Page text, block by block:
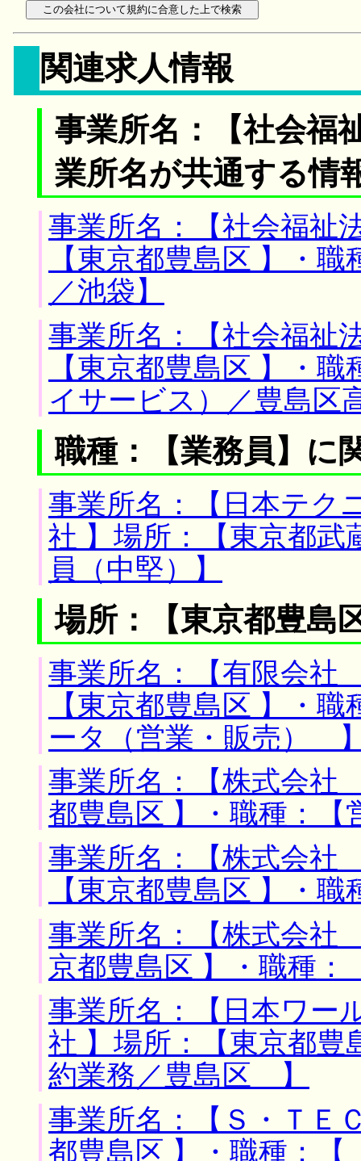
関連求人情報
事業所名：【社会
業所名が共通する情
事業所名：【社会福
【東京都豊島区 】・
／池袋】
事業所名：【社会福
【東京都豊島区 】・
イサービス）／豊島区
職種：【業務員】に
事業所名：【日本テ
社 】場所：【東京都武
員（中堅）】
場所：【東京都豊島
事業所名：【有限会
【東京都豊島区 】・
ータ（営業・販売）
事業所名：【株式会
都豊島区 】・職種：
事業所名：【株式会社
【東京都豊島区 】・
事業所名：【株式会
京都豊島区 】・職種
事業所名：【日本ワー
社 】場所：【東京都豊
約業務／豊島区 】
事業所名：【Ｓ・ＴＥ
都豊島区 】・職種：【